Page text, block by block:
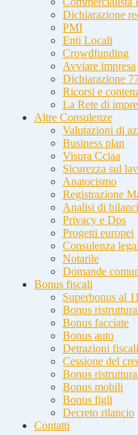
Dichiarazione
PMI
Enti Locali
Crowdfunding
Avviare impresa
Dichiarazione
Ricorsi e
La Rete di
Altre Consulenze
Valutazioni di
Business plan
Visura Cciaa
Sicurezza sul
Anatocismo
Registrazione
Analisi di
Privacy e Dps
Progetti europei
Consulenza
Notarile
Domande
Bonus fiscali
Superbonus al
Bonus
Bonus facciate
Bonus auto
Detrazioni fiscali
Cessione del
Bonus
Bonus mobili
Bonus figli
Decreto rilancio
Contatti